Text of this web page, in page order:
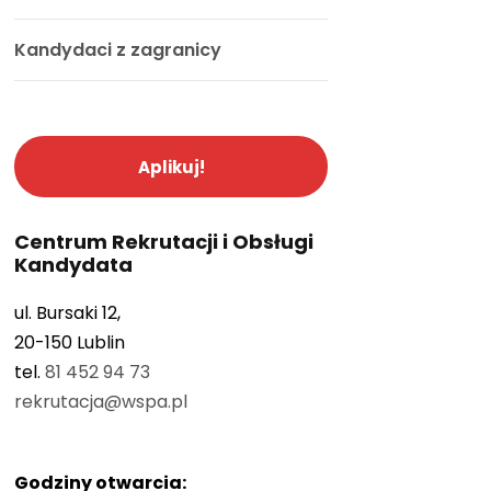
Kandydaci z zagranicy
Aplikuj!
Centrum Rekrutacji i Obsługi
Kandydata
ul. Bursaki 12,
20-150 Lublin
tel.81 452 94 73
rekrutacja@wspa.pl
Godziny otwarcia: